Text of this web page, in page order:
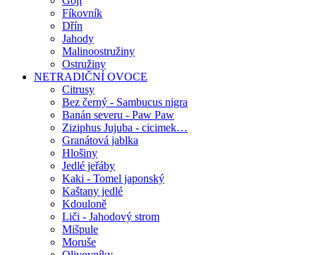
Fíkovník
Dřín
Jahody
Malinoostružiny
Ostružiny
NETRADIČNÍ OVOCE
Citrusy
Bez černý - Sambucus nigra
Banán severu - Paw Paw
Ziziphus Jujuba - cicimek…
Granátová jablka
Hlošiny
Jedlé jeřáby
Kaki - Tomel japonský
Kaštany jedlé
Kdouloně
Liči - Jahodový strom
Mišpule
Moruše